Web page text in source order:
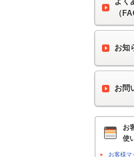
（
お知
お問
お
使
お客様